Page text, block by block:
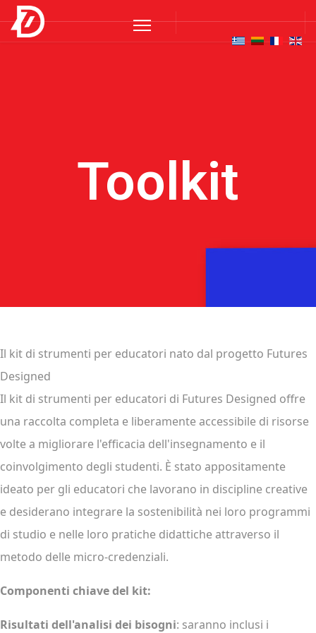
Toolkit
Il kit di strumenti per educatori nato dal progetto Futures
Designed
Il kit di strumenti per educatori di Futures Designed offre
una raccolta completa e liberamente accessibile di risorse
volte a migliorare l'efficacia dell'insegnamento e il
coinvolgimento degli studenti. È stato appositamente
ideato per gli educatori che lavorano in discipline creative
e desiderano integrare la sostenibilità nei loro programmi
di studio e nelle loro pratiche didattiche attraverso il
metodo delle micro-credenziali.
Componenti chiave del kit:
Risultati dell'analisi dei bisogni: saranno inclusi i